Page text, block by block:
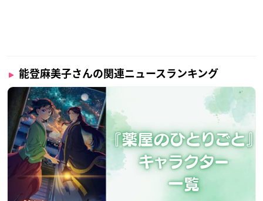
能登麻美子さんの関連ニュースランキング